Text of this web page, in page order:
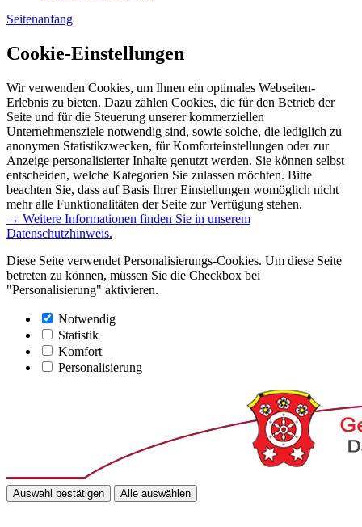
Seitenanfang
Cookie-Einstellungen
Wir verwenden Cookies, um Ihnen ein optimales Webseiten-
Erlebnis zu bieten. Dazu zählen Cookies, die für den Betrieb der
Seite und für die Steuerung unserer kommerziellen
Unternehmensziele notwendig sind, sowie solche, die lediglich zu
anonymen Statistikzwecken, für Komforteinstellungen oder zur
Anzeige personalisierter Inhalte genutzt werden. Sie können selbst
entscheiden, welche Kategorien Sie zulassen möchten. Bitte
beachten Sie, dass auf Basis Ihrer Einstellungen womöglich nicht
mehr alle Funktionalitäten der Seite zur Verfügung stehen.
→ Weitere Informationen finden Sie in unserem
Datenschutzhinweis.
Diese Seite verwendet Personalisierungs-Cookies. Um diese Seite
betreten zu können, müssen Sie die Checkbox bei
"Personalisierung" aktivieren.
Notwendig
Statistik
Komfort
Personalisierung
Auswahl bestätigen Alle auswählen